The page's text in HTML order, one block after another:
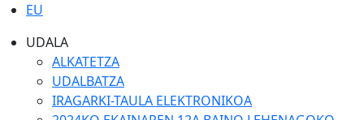
EU
UDALA
ALKATETZA
UDALBATZA
IRAGARKI-TAULA ELEKTRONIKOA